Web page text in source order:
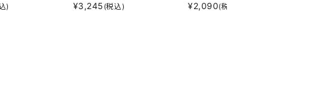
)
¥3,245 (税込)
¥2,090(税込)